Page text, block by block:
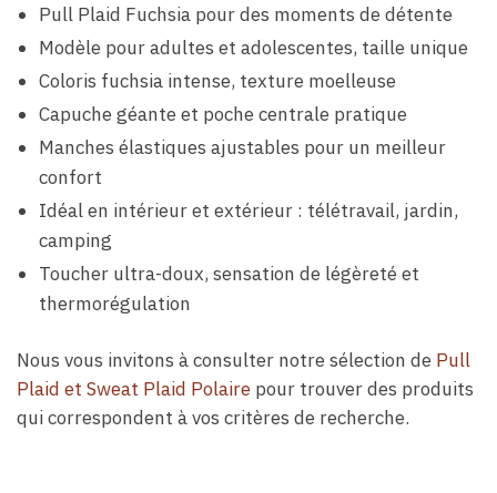
Pull Plaid Fuchsia pour des moments de détente
Modèle pour adultes et adolescentes, taille unique
Coloris fuchsia intense, texture moelleuse
Capuche géante et poche centrale pratique
Manches élastiques ajustables pour un meilleur
confort
Idéal en intérieur et extérieur : télétravail, jardin,
camping
Toucher ultra-doux, sensation de légèreté et
thermorégulation
Nous vous invitons à consulter notre sélection de Pull
Plaid et Sweat Plaid Polaire pour trouver des produits
qui correspondent à vos critères de recherche.